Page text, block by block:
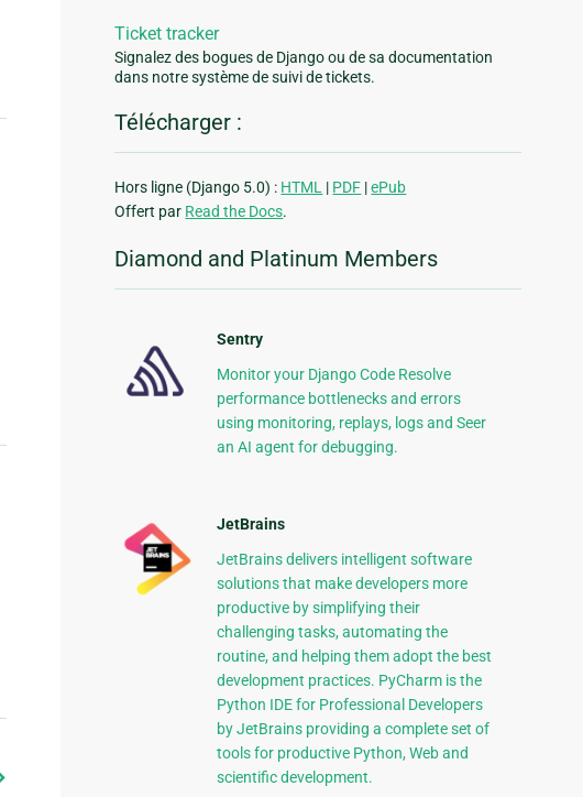
Ticket tracker
Signalez des bogues de Django ou de sa documentation
dans notre système de suivi de tickets.
Télécharger :
Hors ligne (Django 5.0) : HTML | PDF |ePub
Offert par Read the Docs.
Diamond and Platinum Members
Sentry
Monitor your Django Code Resolve
performance bottlenecks and errors
using monitoring, replays, logs and Seer
an AI agent for debugging.
JetBrains
JetBrains delivers intelligent software
solutions that make developers more
productive by simplifying their
challenging tasks, automating the
routine, and helping them adopt the best
development practices. PyCharm is the
Python IDE for Professional Developers
by JetBrains providing a complete set of
tools for productive Python, Web and
scientific development.